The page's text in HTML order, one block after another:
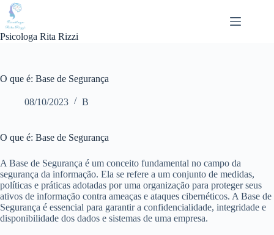
Pular
para
conteúdo
Psicologa Rita Rizzi
O que é: Base de Segurança
08/10/2023 B
O que é: Base de Segurança
A Base de Segurança é um conceito fundamental no campo da
segurança da informação. Ela se refere a um conjunto de medidas,
políticas e práticas adotadas por uma organização para proteger seus
ativos de informação contra ameaças e ataques cibernéticos. A Base de
Segurança é essencial para garantir a confidencialidade, integridade e
disponibilidade dos dados e sistemas de uma empresa.